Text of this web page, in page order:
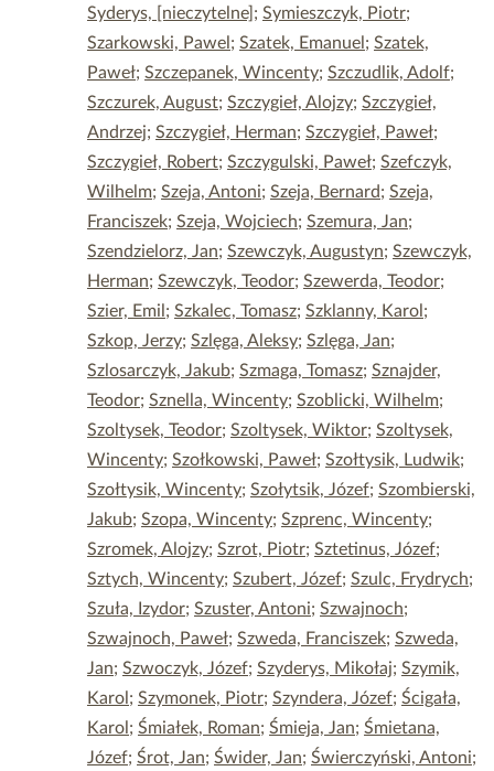
Syderys, [nieczytelne] ; Symieszczyk, Piotr;
Szarkowski, Pawel ; Szatek, Emanuel ; Szatek,
Paweł; Szczepanek, Wincenty; Szczudlik, Adolf;
Szczurek, August; Szczygieł, Alojzy; Szczygieł,
Andrzej; Szczygieł, Herman; Szczygieł, Paweł;
Szczygieł, Robert; Szczygulski, Paweł; Szefczyk,
Wilhelm; Szeja, Antoni; Szeja, Bernard; Szeja,
Franciszek; Szeja, Wojciech; Szemura, Jan;
Szendzielorz, Jan; Szewczyk, Augustyn; Szewczyk,
Herman; Szewczyk, Teodor; Szewerda, Teodor;
Szier, Emil ; Szkalec, Tomasz; Szklanny, Karol ;
Szkop, Jerzy; Szlęga, Aleksy; Szlęga, Jan;
Szlosarczyk, Jakub; Szmaga, Tomasz; Sznajder,
Teodor; Sznella, Wincenty; Szoblicki, Wilhelm;
Szoltysek, Teodor; Szoltysek, Wiktor; Szoltysek,
Wincenty; Szołkowski, Paweł; Szołtysik, Ludwik;
Szołtysik, Wincenty; Szołytsik, Józef; Szombierski,
Jakub; Szopa, Wincenty; Szprenc, Wincenty;
Szromek, Alojzy; Szrot, Piotr; Sztetinus, Józef;
Sztych, Wincenty; Szubert, Józef; Szulc, Frydrych;
Szuła, Izydor; Szuster, Antoni; Szwajnoch;
Szwajnoch, Paweł; Szweda, Franciszek; Szweda,
Jan; Szwoczyk, Józef; Szyderys, Mikołaj; Szymik,
Karol ; Szymonek, Piotr; Szyndera, Józef; Ścigała,
Karol ; Śmiałek, Roman; Śmieja, Jan; Śmietana,
Józef; Śrot, Jan; Świder, Jan; Świerczyński, Antoni;